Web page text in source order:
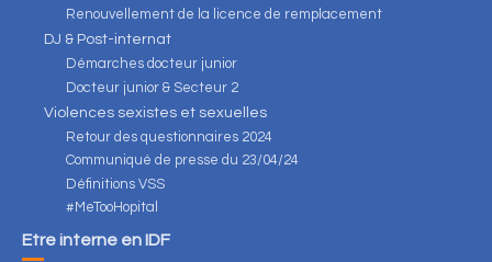
Renouvellement de la licence de remplacement
DJ & Post-internat
Démarches docteur junior
Docteur junior & Secteur 2
Violences sexistes et sexuelles
Retour des questionnaires 2024
Communiqué de presse du 23/04/24
Définitions VSS
#MeTooHopital
Être interne en IDF